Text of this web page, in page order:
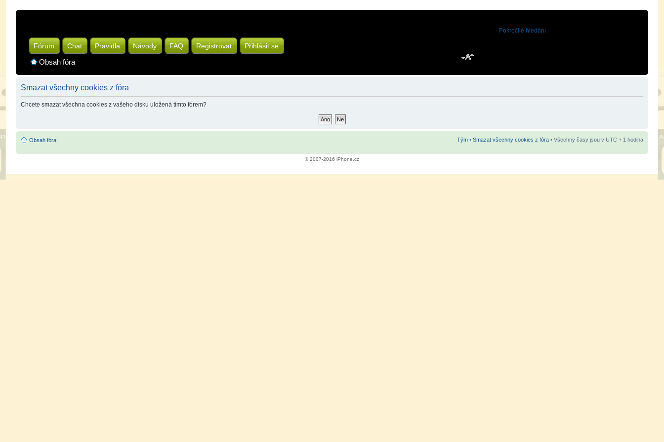
Fórum Chat Pravidla Návody FAQ Registrovat Přihlásit se
Obsah fóra
Pokročilé hledání
Smazat všechny cookies z fóra
Chcete smazat všechna cookies z vašeho disku uložená tímto fórem?
Obsah fóra Tým • Smazat všechny cookies z fóra • Všechny časy jsou v UTC + 1 hodina
© 2007-2016 iPhone.cz